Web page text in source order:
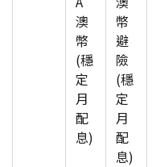
澳
幣
(穩
定
月
配
息)
幣
避
險
(穩
定
月
配
息)